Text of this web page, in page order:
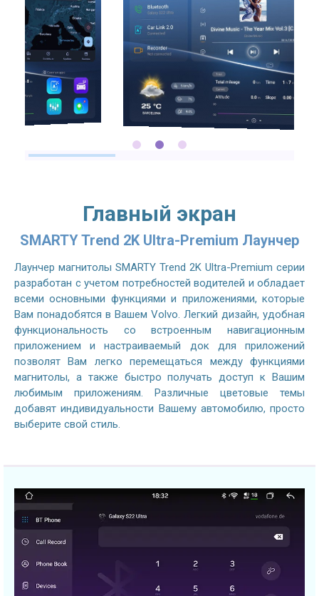
Главный экран
SMARTY Trend 2K Ultra-Premium Лаунчер
Лаунчер магнитолы SMARTY Trend 2K Ultra-Premium серии
разработан с учетом потребностей водителей и обладает
всеми основными функциями и приложениями, которые
Вам понадобятся в Вашем Volvo. Легкий дизайн, удобная
функциональность со встроенным навигационным
приложением и настраиваемый док для приложений
позволят Вам легко перемещаться между функциями
магнитолы, а также быстро получать доступ к Вашим
любимым приложениям. Различные цветовые темы
добавят индивидуальности Вашему автомобилю, просто
выберите свой стиль.